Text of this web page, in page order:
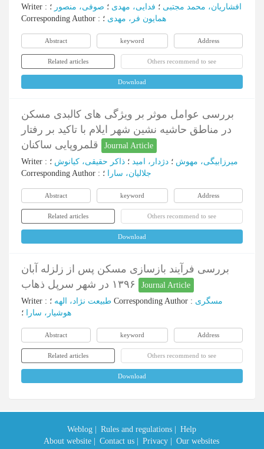
Writer : افشاریان، محمد مجتبی ؛ فدایی، مهدی ؛ صوفی، منصور ؛
Corresponding Author : همایون فر، مهدی ؛
Abstract keyword Address
Related articles Others recommend to see
Download
بررسی عوامل موثر بر ویژگی های کالبدی مسکن
در مناطق حاشیه نشین شهر ایلام با تاکید بر رفتار
Journal Article
Writer : میرزابیگی، مهوش ؛ دژدار، امید ؛ ذاکر حقیقی، کیانوش ؛
Corresponding Author : جلالیان، سارا ؛
Abstract keyword Address
Related articles Others recommend to see
Download
بررسی فرآیند بازسازی مسکن پس از زلزله آبان
Journal Article
Writer : طبیعت نژاد، الهه Corresponding Author : مسگری
هوشیار، سارا
؛
Abstract keyword Address
Related articles Others recommend to see
Download
Weblog | Rules and regulations |
Help
About website |
Contact us | Privacy | Our websites